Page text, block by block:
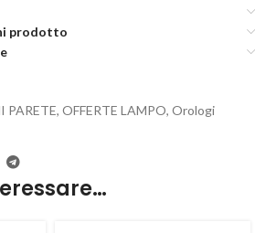
prodotto
PARETE, OFFERTE LAMPO, Orologi